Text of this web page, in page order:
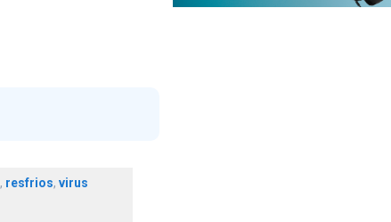
, resfrios, virus